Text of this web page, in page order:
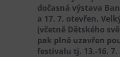
Bolt Café
Kavárna Velký Svět
L’Osteria
dočasná výstava
a 17. 7. otevřen.
(včetně Dětského
pak plně uzavřen
festivalu tj. 13.-16. 7.